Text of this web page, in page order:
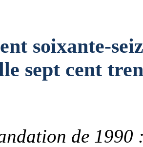
seize
sept cent
de 1990